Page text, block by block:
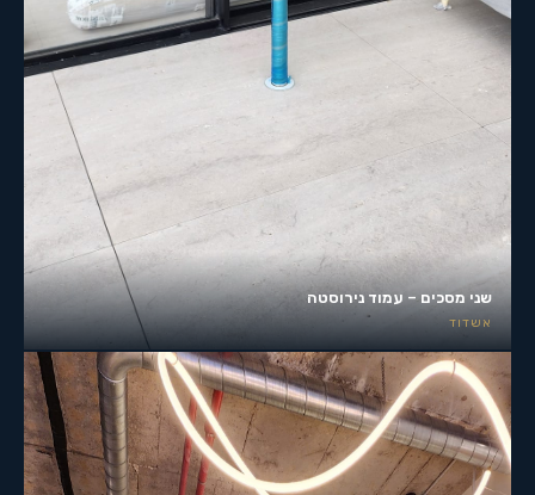
שני מסכים – עמוד נירוסטה
אשדוד